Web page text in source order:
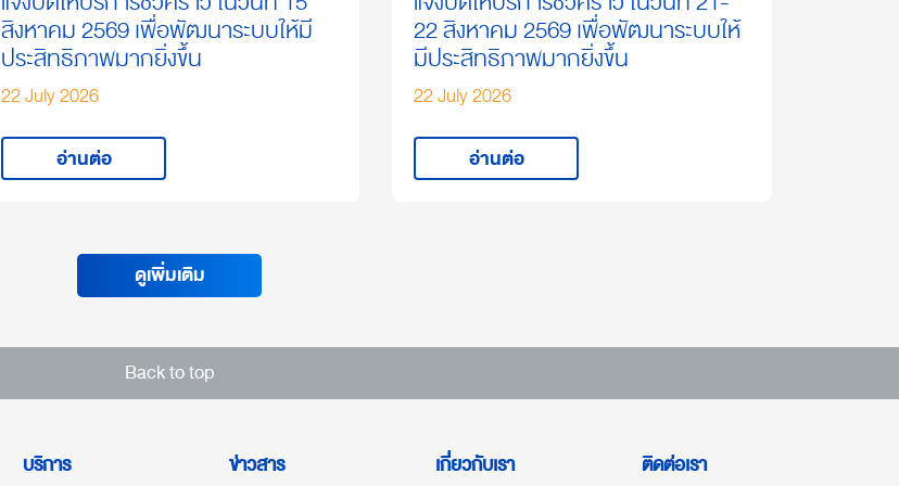
สิงหาคม 2569 เพื่อพัฒนาระบบให้มี
ประสิทธิภาพมากยิ่งขึ้น
22 July 2026
อ่านต่อ
22 สิงหาคม 2569 เพื่อพัฒนาระบบให้
มีประสิทธิภาพมากยิ่งขึ้น
22 July 2026
อ่านต่อ
ดูเพิ่มเติม
Back to top
บริการ ข่าวสาร เกี่ยวกับเรา ติดต่อเรา